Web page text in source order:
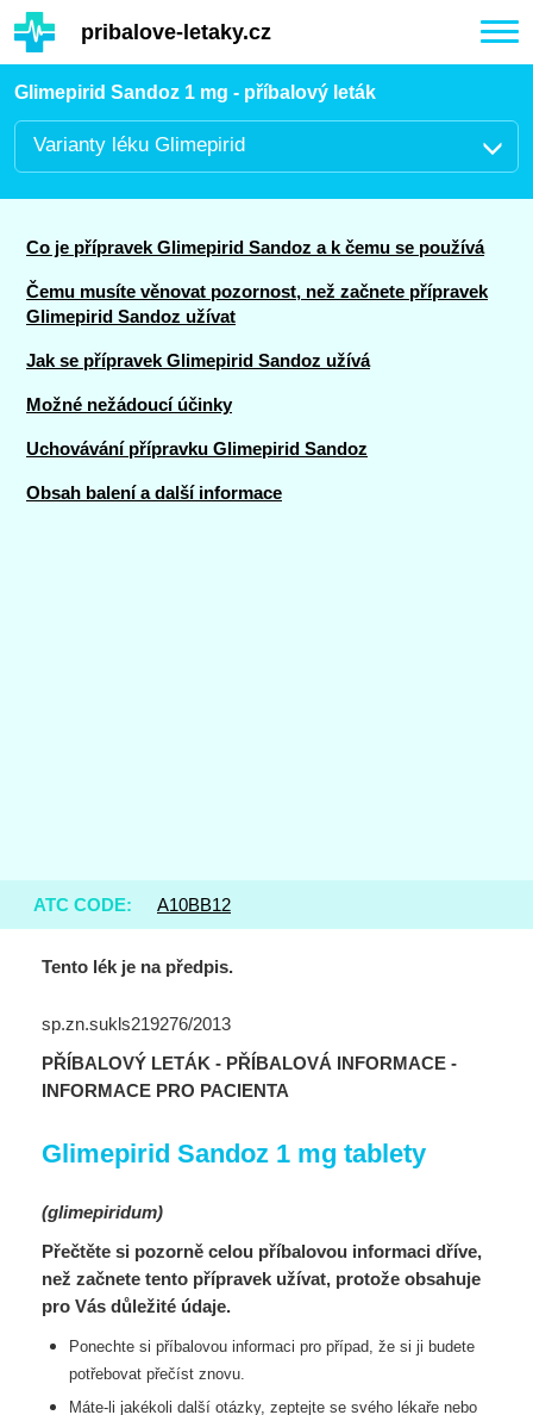
Hauptinhalt
pribalove-letaky.cz
Glimepirid Sandoz 1 mg - příbalový leták
Varianty léku Glimepirid
Co je přípravek Glimepirid Sandoz a k čemu se používá
Čemu musíte věnovat pozornost, než začnete přípravek
Glimepirid Sandoz užívat
Jak se přípravek Glimepirid Sandoz užívá
Možné nežádoucí účinky
Uchovávání přípravku Glimepirid Sandoz
Obsah balení a další informace
ATC CODE: A10BB12
Tento lék je na předpis.
sp.zn.sukls219276/2013
PŘÍBALOVÝ LETÁK - PŘÍBALOVÁ INFORMACE -
INFORMACE PRO PACIENTA
Glimepirid Sandoz 1 mg tablety
(glimepiridum)
Přečtěte si pozorně celou příbalovou informaci dříve,
než začnete tento přípravek užívat, protože obsahuje
pro Vás důležité údaje.
Ponechte si příbalovou informaci pro případ, že si ji budete
potřebovat přečíst znovu.
Máte-li jakékoli další otázky, zeptejte se svého lékaře nebo